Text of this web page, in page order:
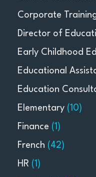
Corporate
Director of
Early Childhood
Educational
Education
Elementary (10)
Finance (1)
French (42)
HR (1)